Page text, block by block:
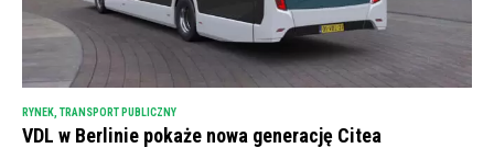
RYNEK TRANSPORT PUBLICZNY
VDL w Berlinie pokaże nowa generację Citea